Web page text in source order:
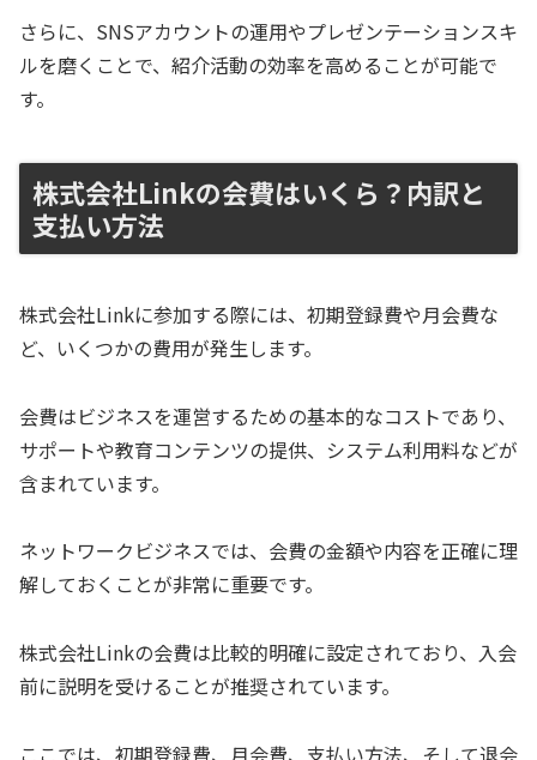
さらに、SNSアカウントの運用やプレゼンテーションスキ
ルを磨くことで、紹介活動の効率を高めることが可能で
す。
株式会社Linkの会費はいくら？内訳と
支払い方法
株式会社Linkに参加する際には、初期登録費や月会費な
ど、いくつかの費用が発生します。
会費はビジネスを運営するための基本的なコストであり、
サポートや教育コンテンツの提供、システム利用料などが
含まれています。
ネットワークビジネスでは、会費の金額や内容を正確に理
解しておくことが非常に重要です。
株式会社Linkの会費は比較的明確に設定されており、入会
前に説明を受けることが推奨されています。
ここでは、初期登録費、月会費、支払い方法、そして退会